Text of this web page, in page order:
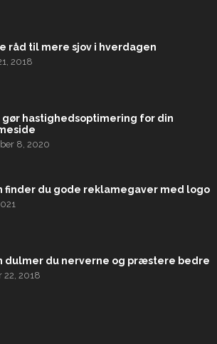
råd til mere sjov i hverdagen
2018
gør hastighedsoptimering for din
8, 2020
finder du gode reklamegaver med logo
dulmer du nerverne og præstere bedre
22, 2018